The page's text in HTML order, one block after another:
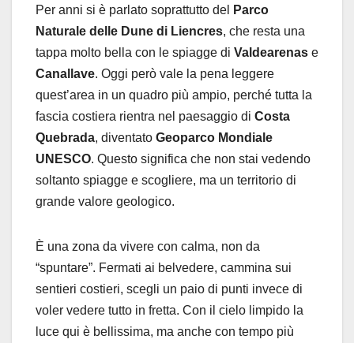
Per anni si è parlato soprattutto del
Parco
Naturale delle Dune di Liencres, che resta una
tappa molto bella con le spiagge di Valdearenas e
Canallave. Oggi però vale la pena leggere
quest’area in un quadro più ampio, perché tutta la
fascia costiera rientra nel paesaggio di Costa
Quebrada, diventato Geoparco Mondiale
UNESCO. Questo significa che non stai vedendo
soltanto spiagge e scogliere, ma un territorio di
grande valore geologico.
È una zona da vivere con calma, non da
“spuntare”. Fermati ai belvedere, cammina sui
sentieri costieri, scegli un paio di punti invece di
voler vedere tutto in fretta. Con il cielo limpido la
luce qui è bellissima, ma anche con tempo più